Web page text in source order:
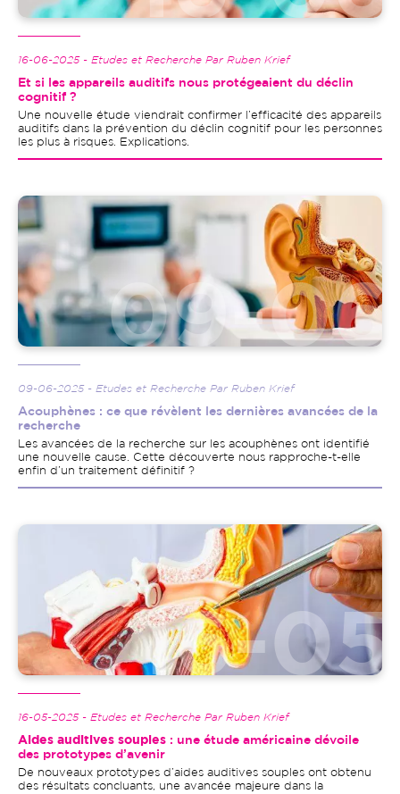
16-06-2025 - Etudes et Recherche Par Ruben Krief
Et si les appareils auditifs nous protégeaient du déclin
cognitif ?
Une nouvelle étude viendrait confirmer l’efficacité des appareils
auditifs dans la prévention du déclin cognitif pour les personnes
les plus à risques. Explications.
Image
09-06-2025 - Etudes et Recherche Par Ruben Krief
Acouphènes : ce que révèlent les dernières avancées de la
recherche
Les avancées de la recherche sur les acouphènes ont identifié
une nouvelle cause. Cette découverte nous rapproche-t-elle
enfin d’un traitement définitif ?
Image
16-05-2025 - Etudes et Recherche Par Ruben Krief
Aides auditives souples : une étude américaine dévoile
des prototypes d’avenir
De nouveaux prototypes d’aides auditives souples ont obtenu
des résultats concluants, une avancée majeure dans la